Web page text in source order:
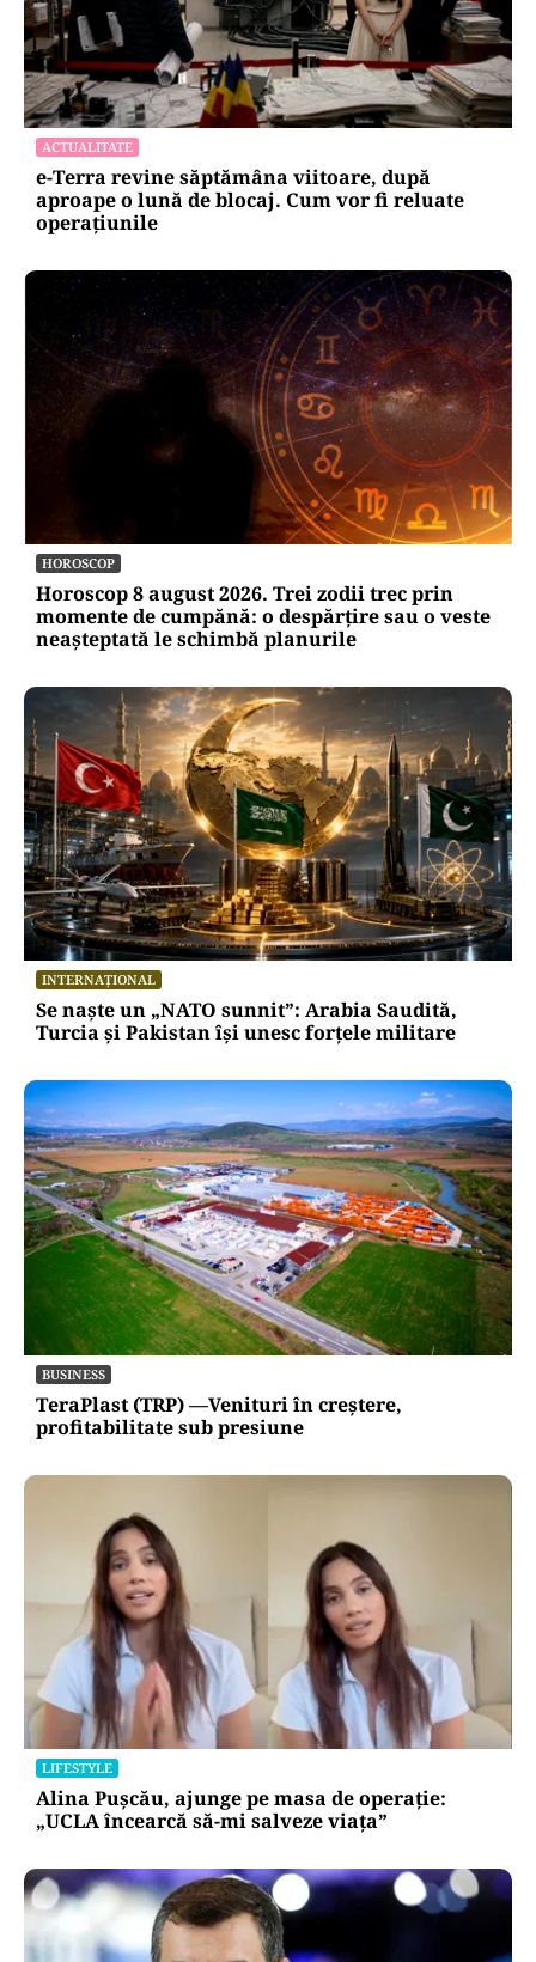
ACTUALITATE
e-Terra revine săptămâna viitoare, după
aproape o lună de blocaj. Cum vor fi reluate
operațiunile
HOROSCOP
Horoscop 8 august 2026. Trei zodii trec prin
momente de cumpănă: o despărțire sau o veste
neașteptată le schimbă planurile
INTERNAȚIONAL
Se naște un „NATO sunnit”: Arabia Saudită,
Turcia și Pakistan își unesc forțele militare
BUSINESS
TeraPlast (TRP) —Venituri în creștere,
profitabilitate sub presiune
LIFESTYLE
Alina Pușcău, ajunge pe masa de operație:
„UCLA încearcă să-mi salveze viața”